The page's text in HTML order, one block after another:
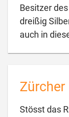
Besitzer
dreißig
auch in
Zürcher
Stösst das